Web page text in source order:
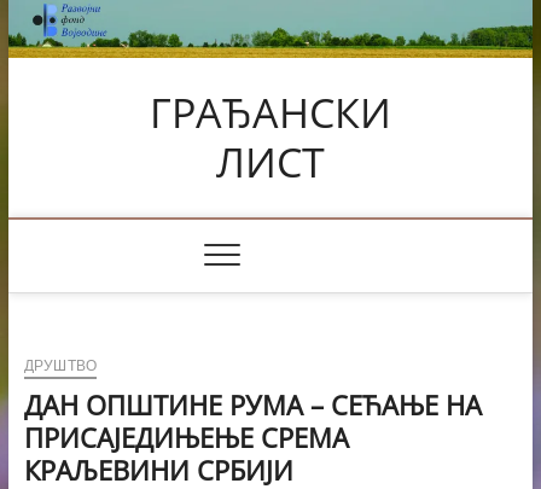
Skip
to
content
ГРАЂАНСКИ
ЛИСТ
ДРУШТВО
ДАН ОПШТИНЕ РУМА – СЕЋАЊЕ НА
ПРИСАЈЕДИЊЕЊЕ СРЕМА
КРАЉЕВИНИ СРБИЈИ